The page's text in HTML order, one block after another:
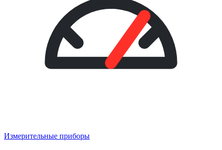
Измерительные приборы